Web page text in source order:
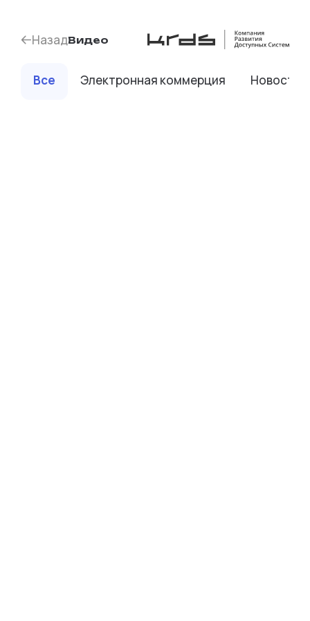
НазадВидео
Все Электронная коммерция Новости